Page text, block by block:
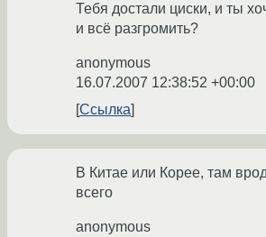
Тебя достали циски, и ты
и всё разгромить?
anonymous
16.07.2007 12:38:52 +00:00
Ссылка
В Китае или Корее, там
всего
anonymous